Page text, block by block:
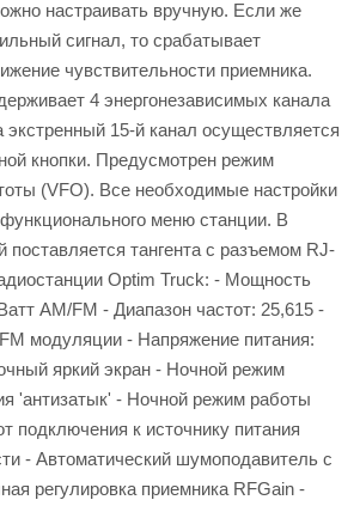
настраивать вручную. Если же
сигнал, то срабатывает
чувствительности приемника.
4 энергонезависимых канала
экстренный 15-й канал осуществляется
кнопки. Предусмотрен режим
(VFO). Все необходимые настройки
меню станции. В
поставляется тангента с разъемом RJ-
Optim Truck: - Мощность
AM/FM - Диапазон частот: 25,615 -
модуляции - Напряжение питания:
яркий экран - Ночной режим
'антизатык' - Ночной режим работы
подключения к источнику питания
- Автоматический шумоподавитель с
регулировка приемника RFGain -